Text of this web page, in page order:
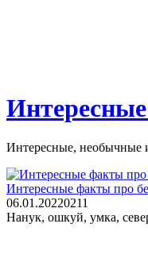
Интересные, необычные
Интересные факты про
06.01.20220211
Нанук, ошкуй, умка,